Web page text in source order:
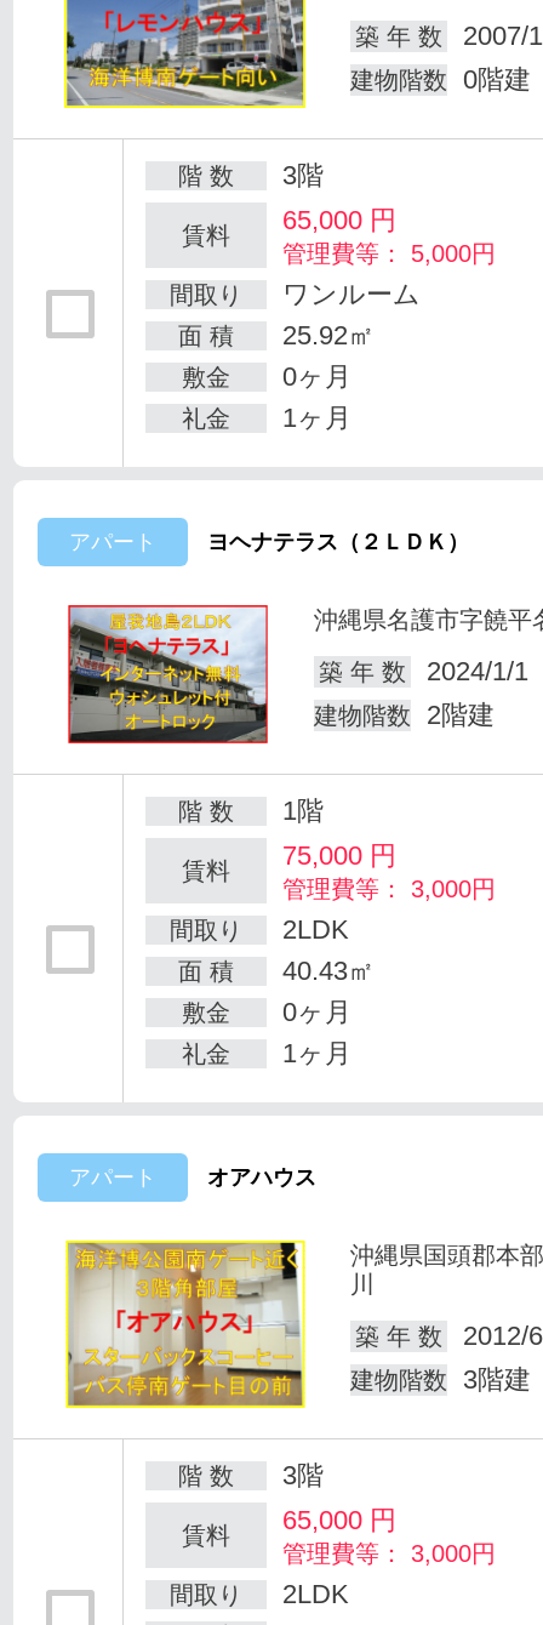
築 年 数
2007/
建物階数 0階建
階 数 3階
賃料 65,000 円
管理費等： 5,000円
間取り
ワンルーム
面 積 25.92㎡
敷金 0ヶ月
礼金 1ヶ月
アパート ヨヘナテラス（２ＬＤＫ）
沖縄県名護市字饒平
築 年 数
2024/1/1
建物階数 2階建
階 数 1階
賃料 75,000 円
管理費等： 3,000円
間取り
2LDK
面 積 40.43㎡
敷金 0ヶ月
礼金 1ヶ月
アパート オアハウス
沖縄県国頭郡本
川
築 年 数
2012/
建物階数 3階建
階 数 3階
賃料 65,000 円
管理費等： 3,000円
間取り
2LDK